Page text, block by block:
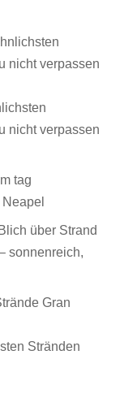
nicht verpassen
sonnenreich,
Stränden